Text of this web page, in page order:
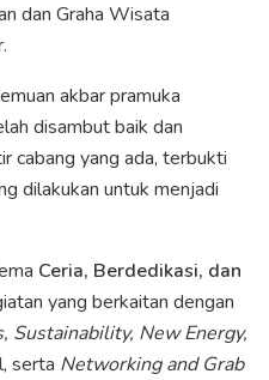
dan Graha Wisata
akbar pramuka
disambut baik dan
cabang yang ada, terbukti
dilakukan untuk menjadi
Ceria, Berdedikasi, dan
yang berkaitan dengan
Sustainability, New Energy,
serta Networking and Grab